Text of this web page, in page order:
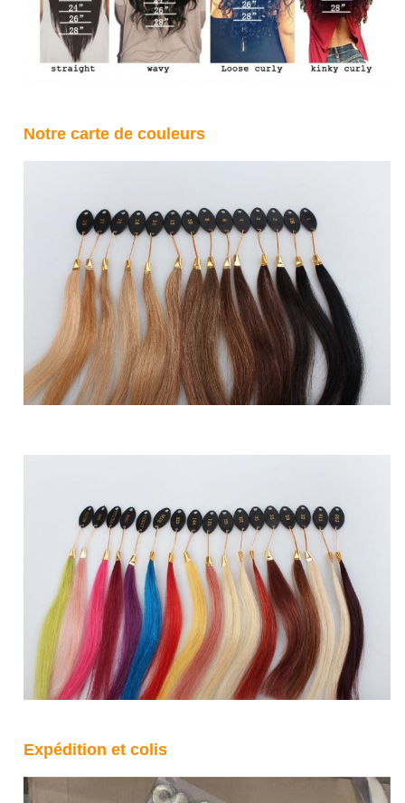
Notre carte de couleurs
Expédition et colis